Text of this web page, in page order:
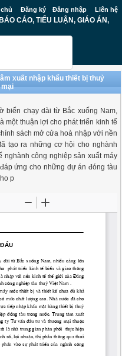
Đăng ký Đăng nhập Liên hệ
CÁO, TIỂU LUẬN, GIÁO ÁN,
xuất nhập khẩu thiết bị thuỷ
biển chạy dài từ Bắc xuống Nam,
một thuận lợi cho phát triển kinh tế
sách mở cửa hoà nhập với nền
tạo ra những cơ hội cho nghành
nghành công nghiệp sản xuất máy
ứng cho những dự án đóng tàu
p